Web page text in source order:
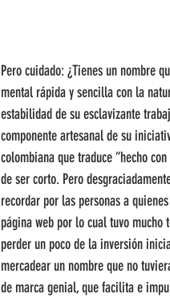
Pero cuidado: ¿Tienes un nombre
mental rápida y sencilla con la
estabilidad de su esclavizante
componente artesanal de su
colombiana que traduce “hecho
de ser corto. Pero
recordar por las personas a
página web por lo cual tuvo
perder un poco de la inversión
mercadear un nombre que no
de marca genial, que facilita e